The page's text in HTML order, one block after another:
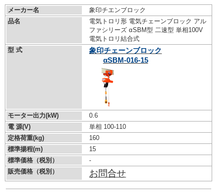
メーカー名
象印チエンブロック
品名
電気トロリ形 電気チェーンブロック アル
ファシリーズ αSBM型 二速型 単相100V
電気トロリ結合式
型 式
象印チェーンブロック
αSBM-016-15
モーター出力(kW)
0.6
電 源(V)
単相 100-110
定格荷重(kg)
160
標準揚程(m)
15
標準価格（税別）
-
販売価格（税別）
お問合せ